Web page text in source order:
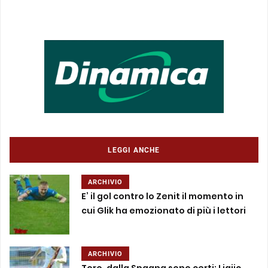
LEGGI ANCHE
ARCHIVIO
E’ il gol contro lo Zenit il momento in
cui Glik ha emozionato di più i lettori
ARCHIVIO